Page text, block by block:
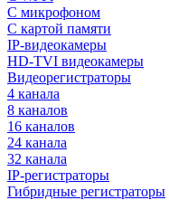
С микрофоном
С картой памяти
IP-видеокамеры
HD-TVI видеокамеры
Видеорегистраторы
4 канала
8 каналов
16 каналов
24 канала
32 канала
IP-регистраторы
Гибридные регистраторы